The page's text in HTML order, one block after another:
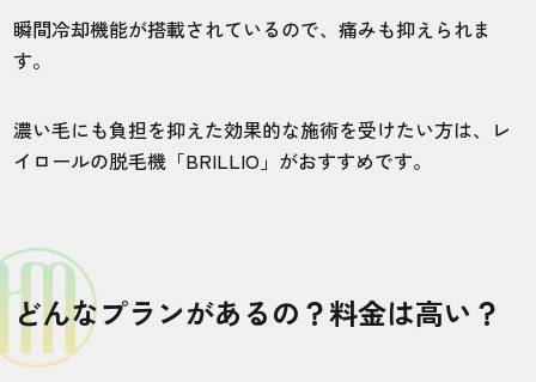
りがたいです。
4.0
上野御徒町店
瞬間冷却機能が搭載されているので、痛みも抑えられま
す。
濃い毛にも負担を抑えた効果的な施術を受けたい方は、レ
イロールの脱毛機「BRILLIO」がおすすめです。
どんなプランがあるの？料金は高い？